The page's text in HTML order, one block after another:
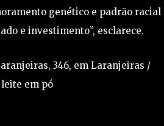
genético e padrão racial
e investimento”, esclarece.
346, em Laranjeiras /
em pó